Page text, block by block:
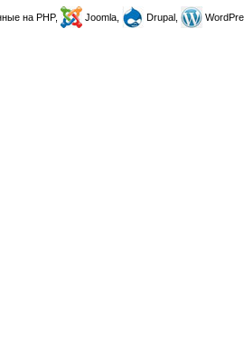
на PHP, Joomla, Drupal,